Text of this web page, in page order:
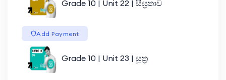
Grade 10 | Unit 22 | සීඝ්‍රතාව
Add Payment
Grade 10 | Unit 23 | සූත්‍ර